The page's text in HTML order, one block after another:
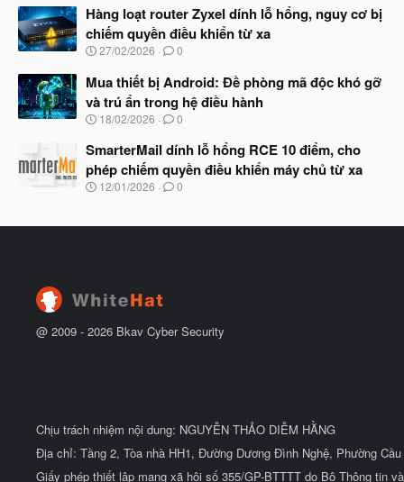
đ
ầ
u
à
b
ắ
đ
ầ
u
Hàng loạt router Zyxel dính lỗ hổng, nguy cơ bị
chiếm quyền điều khiển từ xa
N
à
y
b
ắ
đ
ầ
u
27/02/2026 0
Mua thiết bị Android: Đề phòng mã độc khó gỡ
và trú ẩn trong hệ điều hành
N
à
b
ắ
18/02/2026 0
SmarterMail dính lỗ hổng RCE 10 điểm, cho
phép chiếm quyền điều khiển máy chủ từ xa
N
y
ầ
12/01/2026 0
@ 2009 - 2026 Bkav Cyber Security
Chịu trách nhiệm nội dung: NGUYỄN THẢO DIỄM HẰNG
Địa chỉ: Tầng 2, Tòa nhà HH1, Đường Dương Đình Nghệ, Phường
Giấy phép thiết lập mạng xã hội số 355/GP-BTTTT do Bộ Thông tin